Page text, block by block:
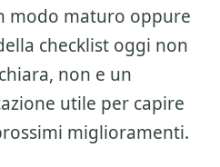
modo maturo oppure
checklist oggi non
non e un
utile per capire
miglioramenti.